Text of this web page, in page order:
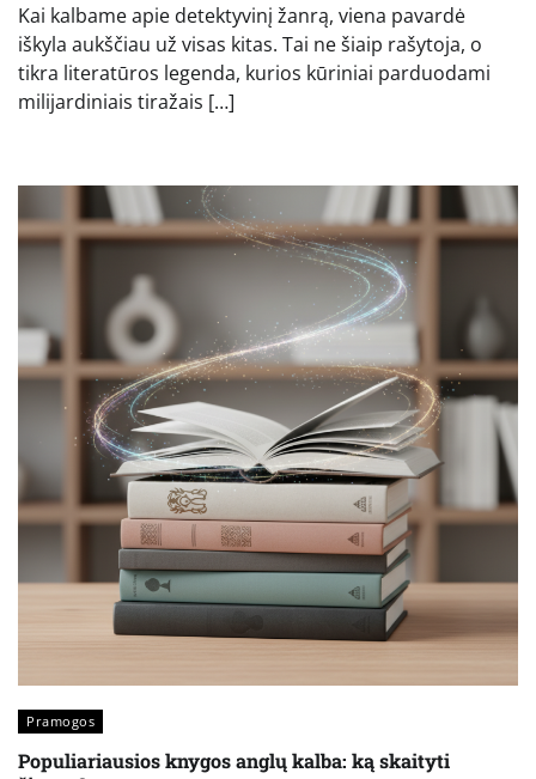
Kai kalbame apie detektyvinį žanrą, viena pavardė
iškyla aukščiau už visas kitas. Tai ne šiaip rašytoja, o
tikra literatūros legenda, kurios kūriniai parduodami
milijardiniais tiražais […]
Pramogos
Populiariausios knygos anglų kalba: ką skaityti